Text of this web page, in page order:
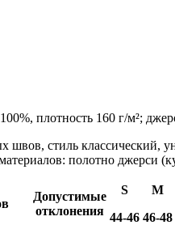
плотность 160 г/м²;
швов, стиль классический,
полотно джерси
Допустимые
отклонения
S
44-46
M
46-48